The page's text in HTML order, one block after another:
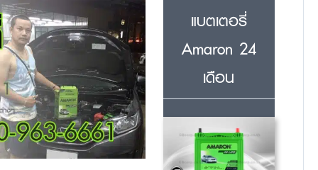
แบตเตอรี่
Amaron 24
เดือน